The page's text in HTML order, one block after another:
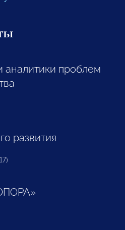
аналитики проблем
развития